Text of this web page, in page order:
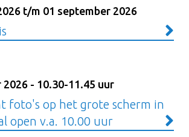
t/m 01 september 2026
2026 - 10.30-11.45 uur
foto's op het grote scherm in
open v.a. 10.00 uur